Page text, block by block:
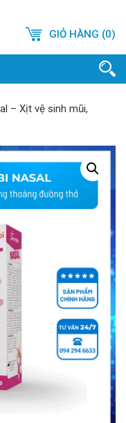
GIỎ HÀNG (0)
– Xịt vệ sinh mũi,